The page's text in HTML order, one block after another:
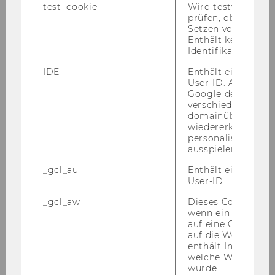
Clemens Kahrs
Senior Consultant bei Probst & Consorten
c.kahrs@probst-consorten.de
test_cookie
Wird testweise
prüfen, ob der
Setzen von
Enthält keine
IDE
Enthält eine
User-ID. Anhand
Google den User
verschiedene
wiedererkennen
personalisierte
ausspielen.
_gcl_au
Enthält eine
User-ID.
_gcl_aw
Dieses Cookie
wenn ein User
auf eine Google
auf die Website
enthält
welche
wurde.